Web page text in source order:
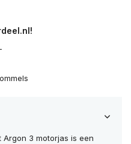
Argon 3 motorjas is een